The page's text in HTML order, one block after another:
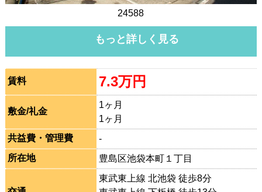
24588
もっと詳しく見る
賃料 7.3万円
敷金/礼金
1ヶ月
1ヶ月
共益費・管理費
-
所在地
豊島区池袋本町１丁目
東武東上線 北池袋 徒歩8分